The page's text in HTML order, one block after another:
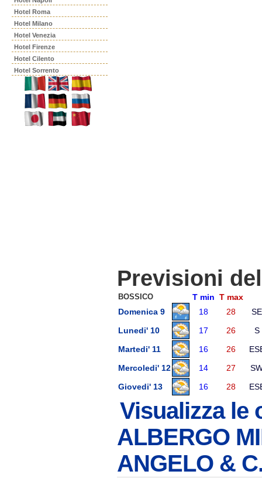
Hotel Roma
Hotel Milano
Hotel Venezia
Hotel Firenze
Hotel Cilento
Hotel Sorrento
Previsioni
BOSSICO T min T max
Domenica 9
18 28
SE
Lunedi' 10
17 26
S
Martedi' 11
16 26
Mercoledi' 12
14 27
Giovedi' 13
16 28
Visualizza le
ALBERGO
ANGELO &